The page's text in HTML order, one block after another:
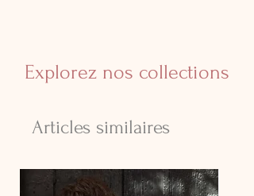
Explorez nos collections
Articles similaires